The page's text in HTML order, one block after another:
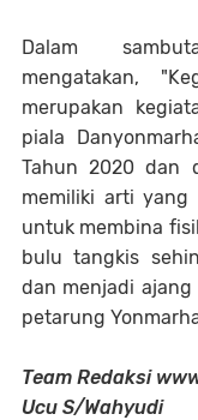
Dalam
mengatakan,
merupakan
piala
Tahun 2020 dan
memiliki arti yang
untuk membina
bulu tangkis
dan menjadi
petarung
Team Redaksi
Ucu S/Wahyudi